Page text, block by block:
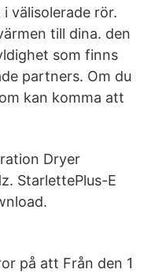
välisolerade rör.
till dina. den
som finns
partners. Om du
kan komma att
Dryer
StarlettePlus-E
på att Från den 1